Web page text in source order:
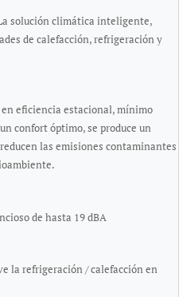
solución climática inteligente,
de calefacción, refrigeración y
eficiencia estacional, mínimo
confort óptimo, se produce un
las emisiones contaminantes
de hasta 19 dBA
la refrigeración / calefacción en